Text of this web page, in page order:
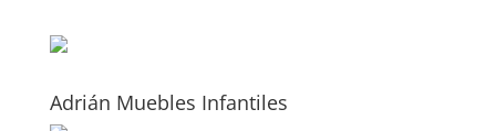
Adrián Muebles Infantiles